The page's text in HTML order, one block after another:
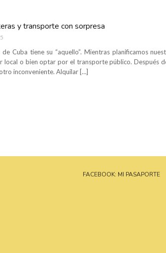
y transporte con sorpresa
Cuba tiene su “aquello”. Mientras planificamos
local o bien optar por el transporte público. Después
inconveniente. Alquilar […]
FACEBOOK: MI PASAPORTE